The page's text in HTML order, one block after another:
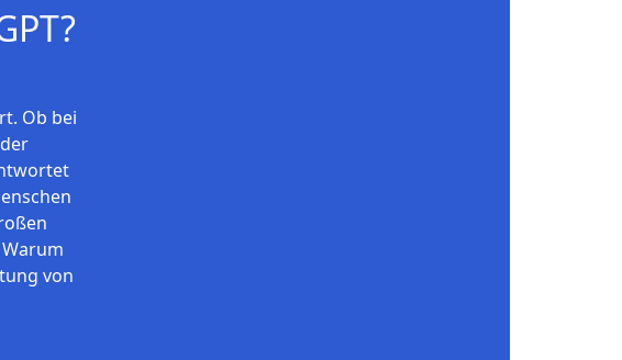
Ob bei
von